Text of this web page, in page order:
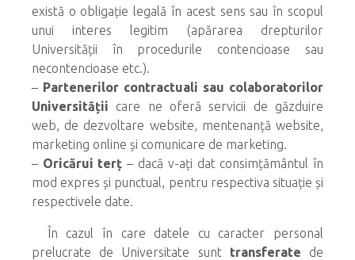
există o obligație legală în acest sens sau în scopul
unui interes legitim (apărarea drepturilor
Universității în procedurile contencioase sau
necontencioase etc.).
– Partenerilor contractuali sau colaboratorilor
Universității care ne oferă servicii de găzduire
web, de dezvoltare website, mentenanță website,
marketing online și comunicare de marketing.
– Oricărui terț – dacă v-ați dat consimțământul în
mod expres și punctual, pentru respectiva situație și
respectivele date.
În cazul în care datele cu caracter personal
prelucrate de Universitate sunt transferate de